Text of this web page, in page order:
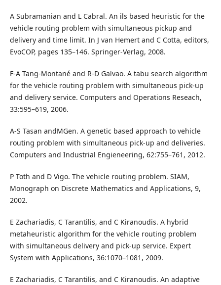
A Subramanian and L Cabral. An ils based heuristic for the
vehicle routing problem with simultaneous pickup and
delivery and time limit. In J van Hemert and C Cotta, editors,
EvoCOP, pages 135–146. Springer-Verlag, 2008.
F-A Tang-Montané and R-D Galvao. A tabu search algorithm
for the vehicle routing problem with simultaneous pick-up
and delivery service. Computers and Operations Reseach,
33:595–619, 2006.
A-S Tasan andMGen. A genetic based approach to vehicle
routing problem with simultaneous pick-up and deliveries.
Computers and Industrial Engieneering, 62:755–761, 2012.
P Toth and D Vigo. The vehicle routing problem. SIAM,
Monograph on Discrete Mathematics and Applications, 9,
2002.
E Zachariadis, C Tarantilis, and C Kiranoudis. A hybrid
metaheuristic algorithm for the vehicle routing problem
with simultaneous delivery and pick-up service. Expert
System with Applications, 36:1070–1081, 2009.
E Zachariadis, C Tarantilis, and C Kiranoudis. An adaptive